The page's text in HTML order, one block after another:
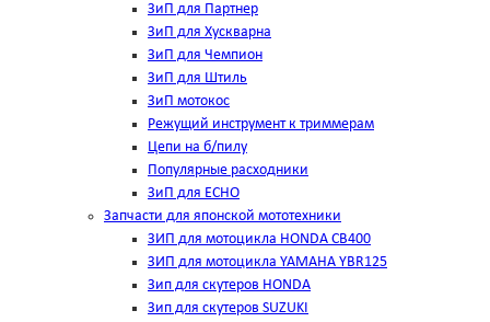
ЗиП для Партнер
ЗиП для Хускварна
ЗиП для Чемпион
ЗиП для Штиль
ЗиП мотокос
Режущий инструмент к триммерам
Цепи на б/пилу
Популярные расходники
ЗиП для ЕСНО
Запчасти для японской мототехники
ЗИП для мотоцикла HONDA CB400
ЗИП для мотоцикла YAMAHA YBR125
Зип для скутеров HONDA
Зип для скутеров SUZUKI